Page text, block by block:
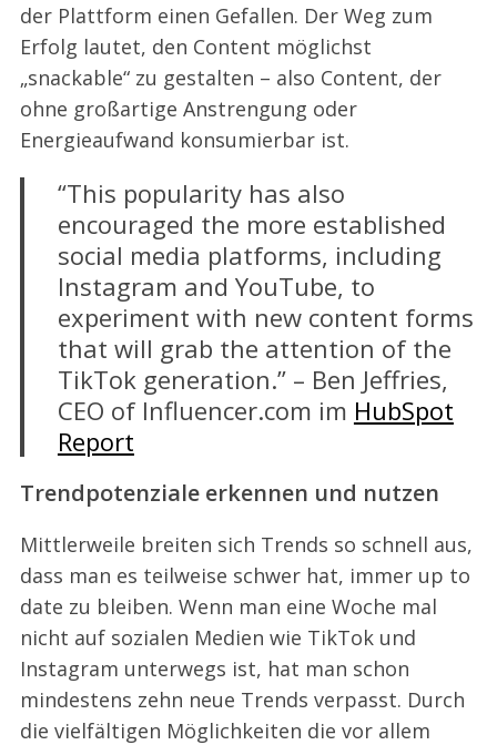
der Plattform einen Gefallen. Der Weg zum
Erfolg lautet, den Content möglichst
„snackable“ zu gestalten – also Content, der
ohne großartige Anstrengung oder
Energieaufwand konsumierbar ist.
“This popularity has also
encouraged the more established
social media platforms, including
Instagram and YouTube, to
experiment with new content forms
that will grab the attention of the
TikTok generation.” – Ben Jeffries,
CEO of Influencer.com im HubSpot
Report
Trendpotenziale erkennen und nutzen
Mittlerweile breiten sich Trends so schnell aus,
dass man es teilweise schwer hat, immer up to
date zu bleiben. Wenn man eine Woche mal
nicht auf sozialen Medien wie TikTok und
Instagram unterwegs ist, hat man schon
mindestens zehn neue Trends verpasst. Durch
die vielfältigen Möglichkeiten die vor allem